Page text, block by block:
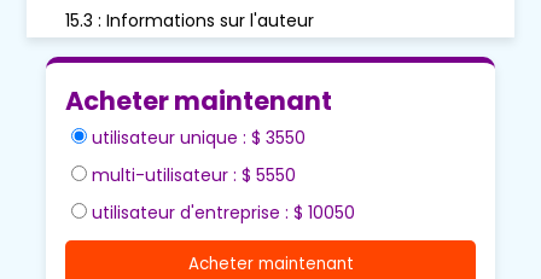
15.3 : Informations sur l'auteur
Acheter maintenant
utilisateur unique : $ 3550
multi-utilisateur : $ 5550
utilisateur d'entreprise : $ 10050
Acheter maintenant